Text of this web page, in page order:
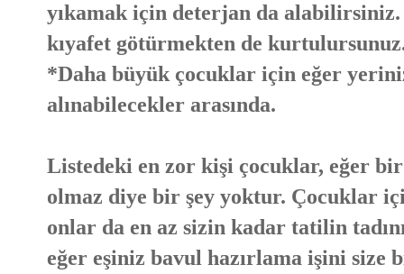
yıkamak için deterjan da
kıyafet götürmekten de
*Daha büyük çocuklar için eğer
alınabilecekler arasında.
Listedeki en zor kişi çocuklar, eğer
olmaz diye bir şey yoktur. Çocuklar
onlar da en az sizin kadar tatilin
eğer eşiniz bavul hazırlama işini size